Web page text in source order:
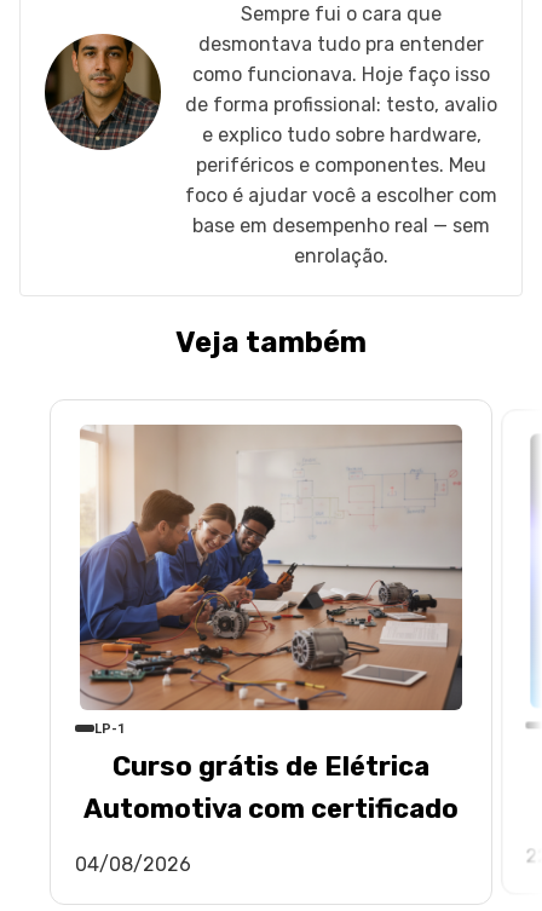
Sempre fui o cara que
desmontava tudo pra entender
como funcionava. Hoje faço isso
de forma profissional: testo, avalio
e explico tudo sobre hardware,
periféricos e componentes. Meu
foco é ajudar você a escolher com
base em desempenho real — sem
enrolação.
Veja também
LP-1
Curso grátis de Elétrica
Automotiva com certificado
04/08/2026